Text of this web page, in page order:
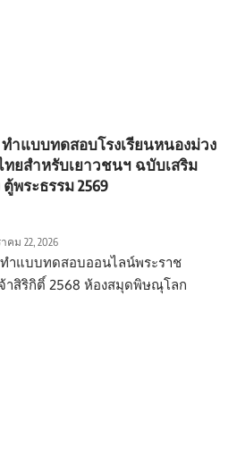
ำแบบทดสอบโรงเรียนหนองม่วง
ยสำหรับเยาวชนฯ ฉบับเสริม
ตู้พระธรรม 2569
คม 22, 2026